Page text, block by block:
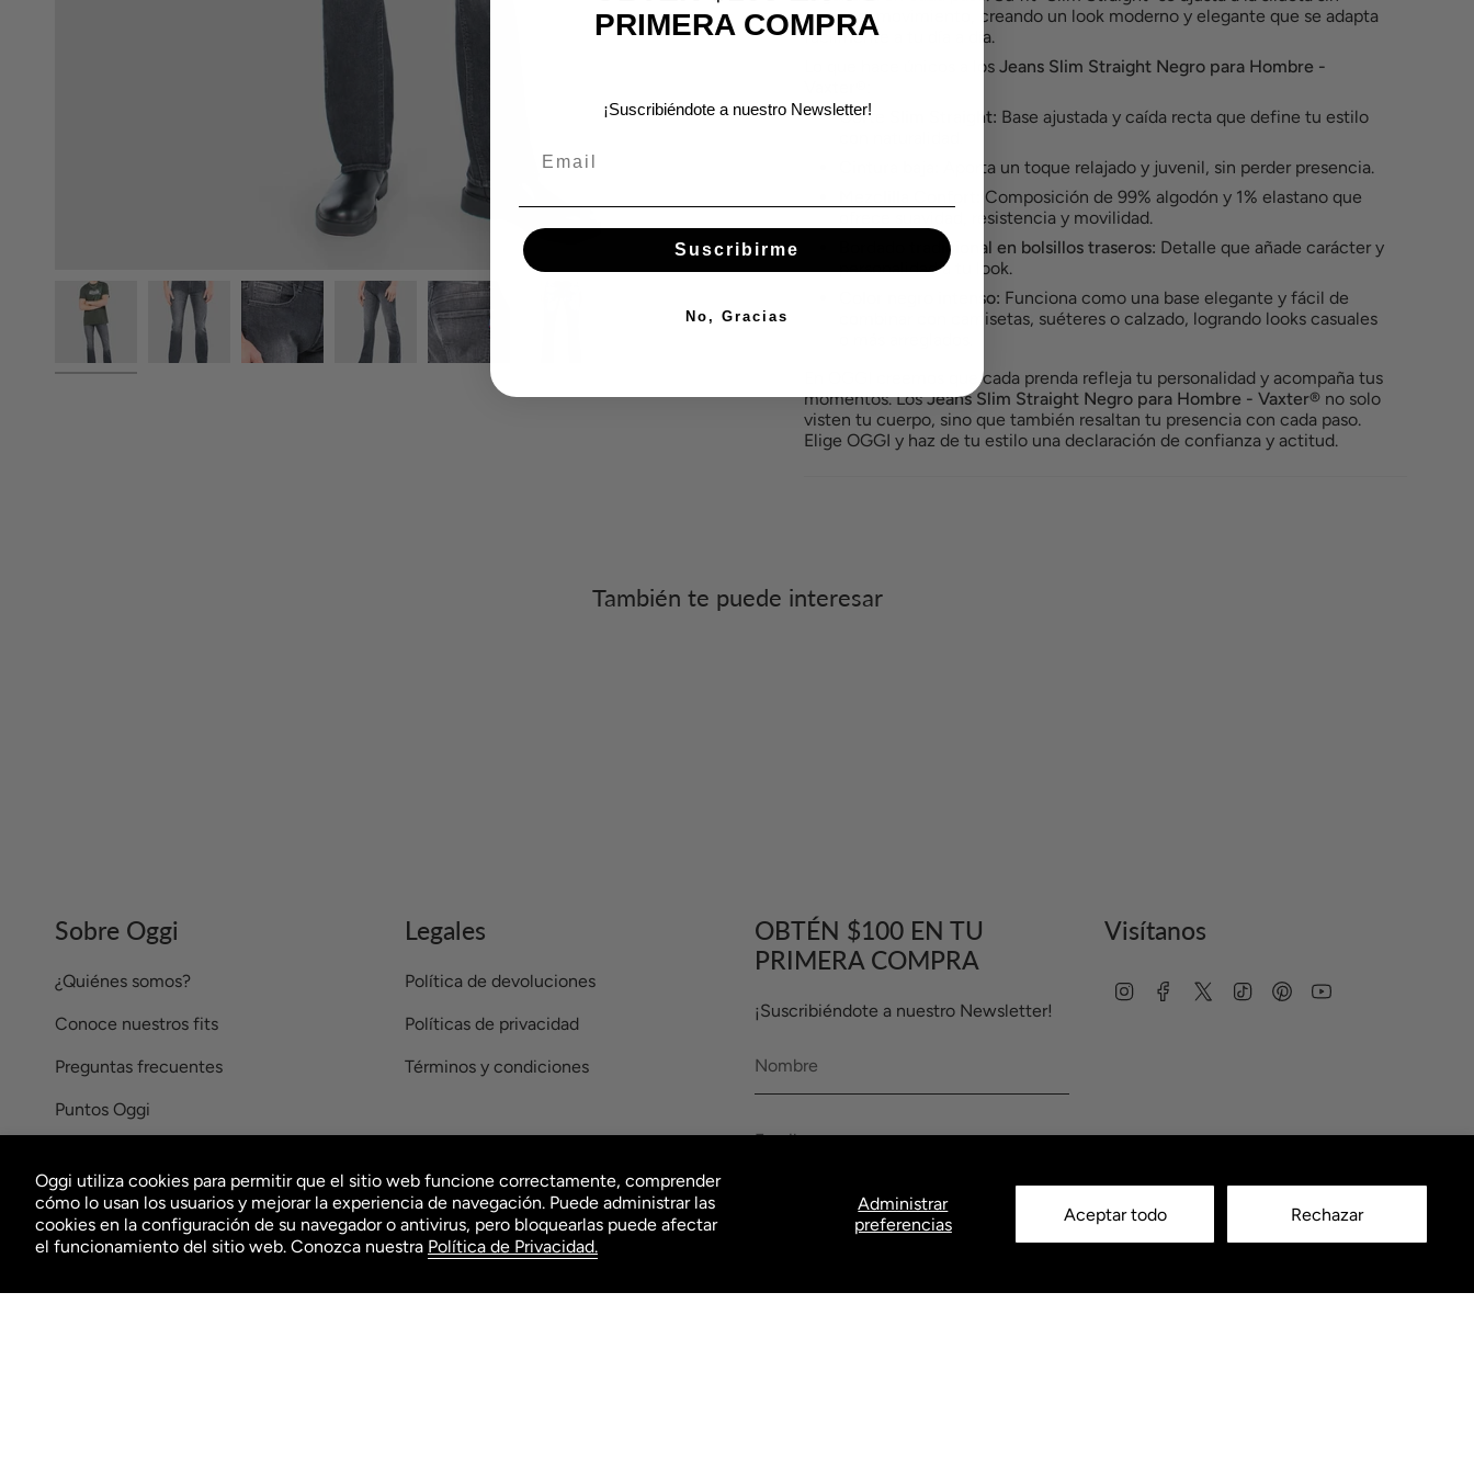
Oggi utiliza cookies para permitir que el sitio web funcione correctamente, comprender
cómo lo usan los usuarios y mejorar la experiencia de navegación. Puede administrar las
cookies en la configuración de su navegador o antivirus, pero bloquearlas puede afectar
el funcionamiento del sitio web. Conozca nuestra Política de Privacidad.
Administrar
preferencias
Aceptar todo Rechazar
limitar el movimiento, creando un look moderno y elegante que se adapta
fácilmente a tu día a día.
Lo que hace únicos a los Jeans Slim Straight Negro para Hombre -
Corte Slim Straight: Base ajustada y caída recta que define tu estilo
Aporta un toque relajado y juvenil, sin perder presencia.
Composición de 99% algodón y 1% elastano que
ofrece suavidad, resistencia y movilidad.
Bordado tradicional en bolsillos traseros: Detalle que añade carácter y
personalidad a tu look.
Color negro intenso: Funciona como una base elegante y fácil de
combinar con camisetas, suéteres o calzado, logrando looks casuales
En OGGI creemos que cada prenda refleja tu personalidad y acompaña tus
momentos. LosJeans Slim Straight Negro para Hombre - Vaxter® no solo
visten tu cuerpo, sino que también resaltan tu presencia con cada paso.
Elige OGGI y haz de tu estilo una declaración de confianza y actitud.
También te puede interesar
Sobre Oggi
¿Quiénes somos?
Conoce nuestros fits
Preguntas frecuentes
Puntos Oggi
#RompeConLoOrdinario
Legales
Política de devoluciones
Políticas de privacidad
Términos y condiciones
OBTÉN $100 EN TU
PRIMERA COMPRA
¡Suscribiéndote a nuestro Newsletter!
ENVIAR
Visítanos
InstagramFacebook
TwitterTikTok Pinterest
PRIMERA COMPRA
¡Suscribiéndote a nuestro Newsletter!
Suscribirme
No, Gracias